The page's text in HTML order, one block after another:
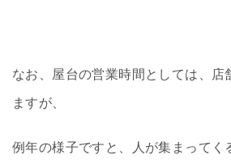
なお、屋台の営業時間としては、店
ますが、
例年の様子ですと、人が集まってく